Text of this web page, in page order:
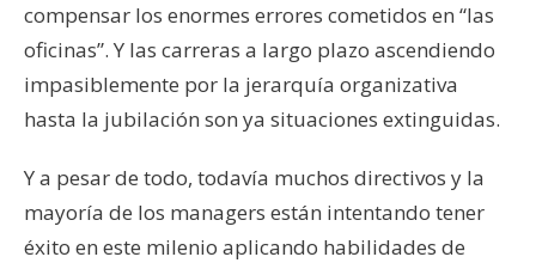
compensar los enormes errores cometidos en “las
oficinas”. Y las carreras a largo plazo ascendiendo
impasiblemente por la jerarquía organizativa
hasta la jubilación son ya situaciones extinguidas.
Y a pesar de todo, todavía muchos directivos y la
mayoría de los managers están intentando tener
éxito en este milenio aplicando habilidades de